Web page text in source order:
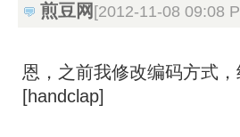
煎豆网[2012-11-08 09:08
恩，之前我修改编码方式
[handclap]